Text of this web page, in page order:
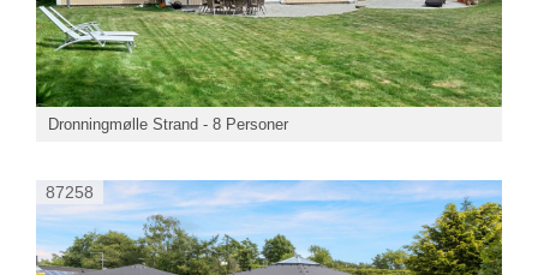
Dronningmølle Strand - 8 Personer
87258